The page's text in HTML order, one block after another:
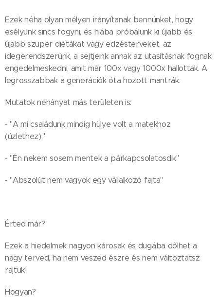
Ezek néha olyan mélyen irányítanak bennünket, hogy
esélyünk sincs fogyni, és hiába próbálunk ki újabb és
újabb szuper diétákat vagy edzésterveket, az
idegerendszerünk, a sejtjeink annak az utasításnak fognak
engedelmeskedni, amit már 100x vagy 1000x hallottak. A
legrosszabbak a generációk óta hozott mantrák.
Mutatok néhányat más területen is:
- "A mi családunk mindig hülye volt a matekhoz
(üzlethez)."
- "Én nekem sosem mentek a párkapcsolatosdik"
- "Abszolút nem vagyok egy vállalkozó fajta"
Érted már?
Ezek a hiedelmek nagyon károsak és dugába dőlhet a
nagy terved, ha nem veszed észre és nem változtatsz
rajtuk!
Hogyan?